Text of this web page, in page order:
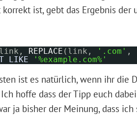
ist, gebt das Ergebnis der
link, REPLACE (link, '.com' ,
LIKE '%example.com%'
ist es natürlich, wenn ihr die
hoffe dass der Tipp euch
ja bisher der Meinung, dass